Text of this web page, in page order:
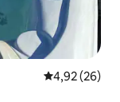
Prosječna
4,92 (26)